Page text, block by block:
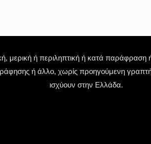
ή περιληπτική ή κατά παράφραση
ή άλλο, χωρίς προηγούμενη
ισχύουν στην Ελλάδα.